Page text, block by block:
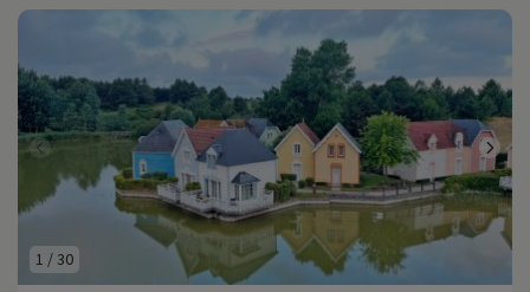
1 /30